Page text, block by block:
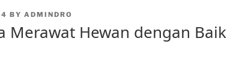
BY ADMINDRO
Merawat Hewan dengan Baik